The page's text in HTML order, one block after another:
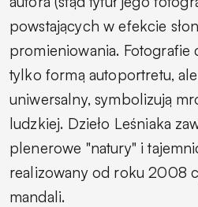
powstających w efekcie
promieniowania. Fotografie
tylko formą autoportretu,
uniwersalny, symbolizują
ludzkiej. Dzieło Leśniaka
plenerowe "natury" i
realizowany od roku 2008
mandali.